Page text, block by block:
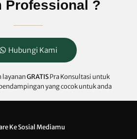
Professional ?
Hubungi Kami
layananGRATISPra Konsultasi untuk
yang cocok untuk anda
Ke Sosial Mediamu